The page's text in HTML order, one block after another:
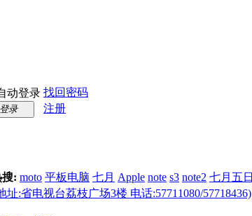
动登录 找回密码
登录
注册
搜: moto 平板电脑 七月 Apple note s3 note2 七月五日
址:省电视台荔枝广场3楼 电话:57711080/57718436)